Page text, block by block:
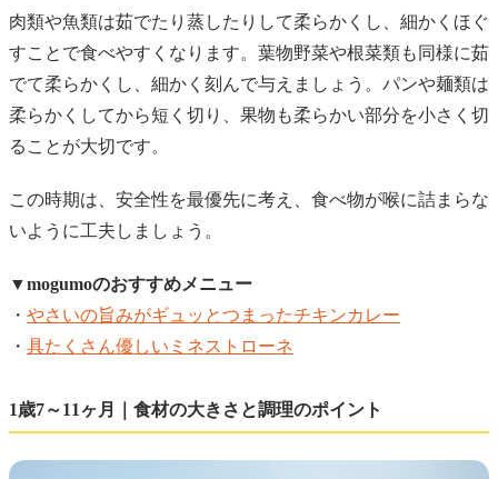
肉類や魚類は茹でたり蒸したりして柔らかくし、細かくほぐ
すことで食べやすくなります。葉物野菜や根菜類も同様に茹
でて柔らかくし、細かく刻んで与えましょう。パンや麺類は
柔らかくしてから短く切り、果物も柔らかい部分を小さく切
ることが大切です。
この時期は、安全性を最優先に考え、食べ物が喉に詰まらな
いように工夫しましょう。
▼mogumoのおすすめメニュー
・ やさいの旨みがギュッとつまったチキンカレー
・ 具たくさん優しいミネストローネ
1歳7～11ヶ月｜食材の大きさと調理のポイント